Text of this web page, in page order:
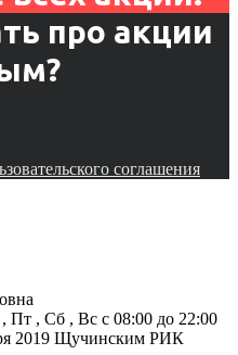
про акции
соглашения
, Сб , Вс c 08:00 до 22:00
2019 Щучинским РИК